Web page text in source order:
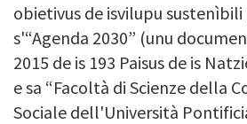
obietivus de isvilupu
s'“Agenda 2030” (unu
2015 de is 193 Paisus de is
e sa “Facoltà di Scienze della
Sociale dell'Università